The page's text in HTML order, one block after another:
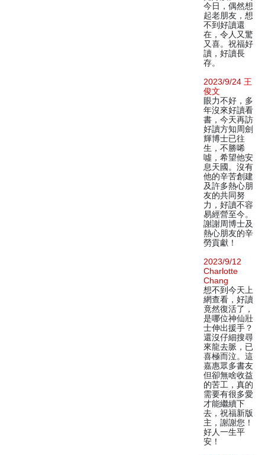
今日，偶然想
起老朋友，想
不到好讀還
在，令人又驚
又喜。祝福好
讀，好讀長
存。
2023/9/24 王
俊文
眼力不好，多
年沒來好讀看
書，今天再訪
好讀方知周劍
輝博士已往
生，不勝唏
噓，希望他安
息天國。沒有
他的辛苦創建
及許多熱心朋
友的共同努
力，好讀不容
易經營至今。
謝謝周博士及
熱心朋友的辛
勞貢獻！
2023/9/12
Charlotte
Chang
想不到今天上
網查看，好讀
竟然復活了，
是哪位神仙壯
士伸出援手？
還沒仔細搜尋
來龍去脈，已
喜極而泣。這
嘉惠眾多書友
但卻無啥收益
的苦工，真的
需要有很多愛
才能繼續下
去，祝福新版
主，謝謝您！
好人一生平
安！